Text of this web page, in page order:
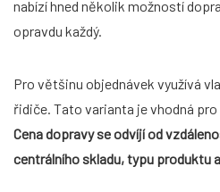
nabízí hned několik možností
opravdu každý.
Pro většinu objednávek využívá
řidiče. Tato varianta je vhodná
Cena dopravy se odvíjí od
centrálního skladu, typu produktu